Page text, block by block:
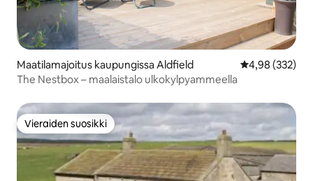
Maatilamajoitus kaupungissa Aldfield
4,98 (332)
The Nestbox – maalaistalo ulkokylpyammeella
Vieraiden suosikki
Vieraiden suosikki